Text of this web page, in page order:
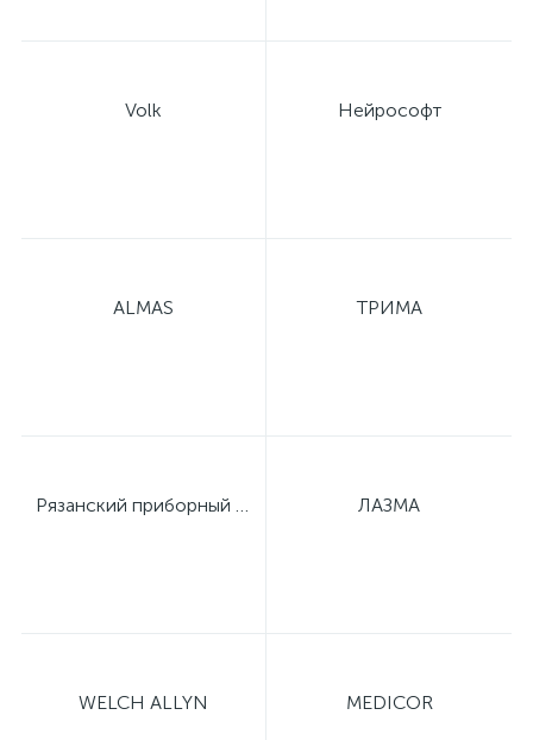
Volk Нейрософт
ALMAS ТРИМА
Рязанский приборный завод ЛАЗМА
WELCH ALLYN MEDICOR